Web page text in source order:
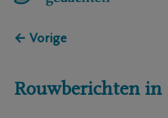
← Vorige
Rouwberichten in